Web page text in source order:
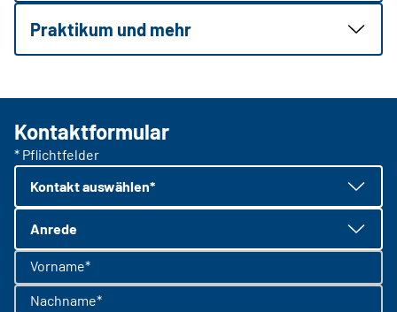
Praktikum und mehr
Kontaktformular
* Pflichtfelder
Kontakt auswählen*
Anrede
Vorname*
Nachname*